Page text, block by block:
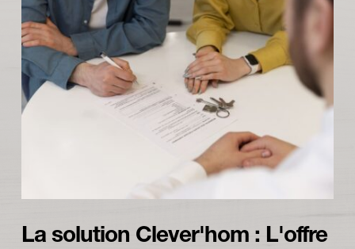
La solution Clever'hom : L'offre